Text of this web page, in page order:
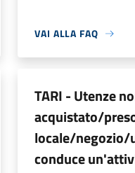
VAI ALLA FAQ
TARI - Utenze
acquistato/
locale/negozio/
conduce